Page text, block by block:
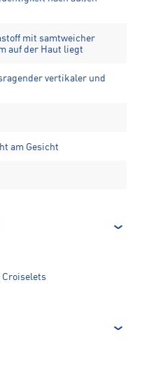
mit samtweicher
auf der Haut liegt
vertikaler und
am Gesicht
Croiselets